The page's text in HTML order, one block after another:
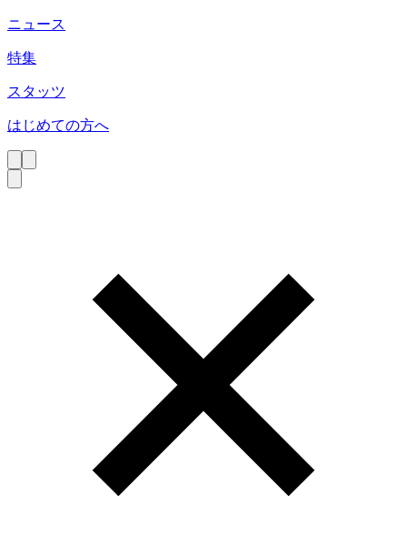
ニュース
特集
スタッツ
はじめての方へ